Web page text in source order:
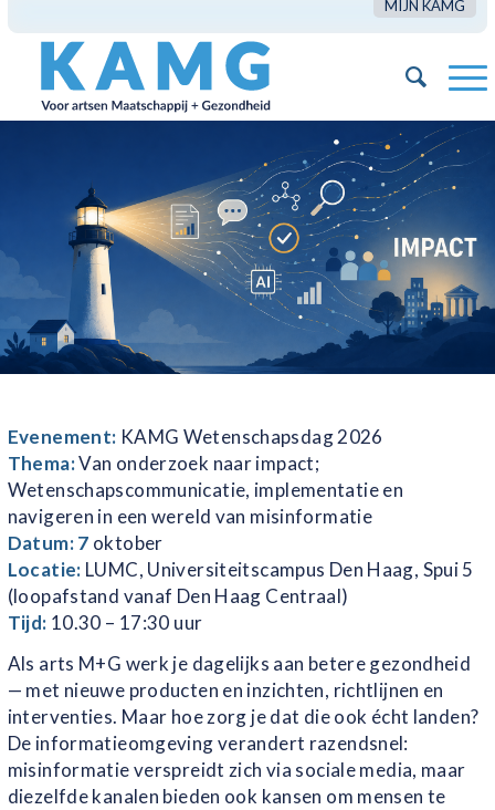
MIJN KAMG
Evenement: KAMG Wetenschapsdag 2026
Thema:Van onderzoek naar impact;
Wetenschapscommunicatie, implementatie en
navigeren in een wereld van misinformatie
Datum: 7 oktober
Locatie: LUMC, Universiteitscampus Den Haag, Spui 5
(loopafstand vanaf Den Haag Centraal)
Tijd: 10.30 – 17:30 uur
Als arts M+G werk je dagelijks aan betere gezondheid
— met nieuwe producten en inzichten, richtlijnen en
interventies. Maar hoe zorg je dat die ook écht landen?
De informatieomgeving verandert razendsnel:
misinformatie verspreidt zich via sociale media, maar
diezelfde kanalen bieden ook kansen om mensen te